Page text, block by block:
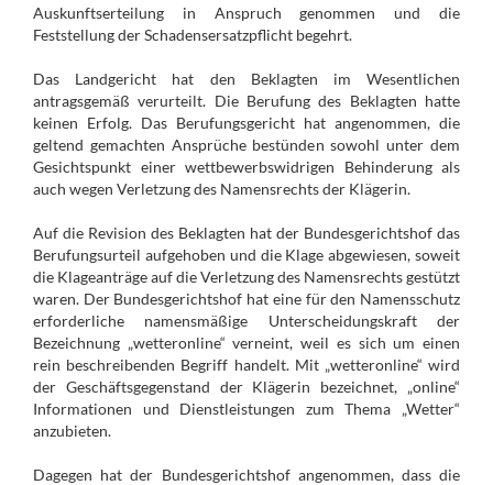
Auskunftserteilung in Anspruch genommen und die
Feststellung der Schadensersatzpflicht begehrt.
Das Landgericht hat den Beklagten im Wesentlichen
antragsgemäß verurteilt. Die Berufung des Beklagten hatte
keinen Erfolg. Das Berufungsgericht hat angenommen, die
geltend gemachten Ansprüche bestünden sowohl unter dem
Gesichtspunkt einer wettbewerbswidrigen Behinderung als
auch wegen Verletzung des Namensrechts der Klägerin.
Auf die Revision des Beklagten hat der Bundesgerichtshof das
Berufungsurteil aufgehoben und die Klage abgewiesen, soweit
die Klageanträge auf die Verletzung des Namensrechts gestützt
waren. Der Bundesgerichtshof hat eine für den Namensschutz
erforderliche namensmäßige Unterscheidungskraft der
Bezeichnung „wetteronline“ verneint, weil es sich um einen
rein beschreibenden Begriff handelt. Mit „wetteronline“ wird
der Geschäftsgegenstand der Klägerin bezeichnet, „online“
Informationen und Dienstleistungen zum Thema „Wetter“
anzubieten.
Dagegen hat der Bundesgerichtshof angenommen, dass die